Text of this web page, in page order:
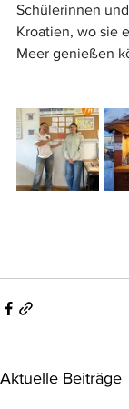
Schülerinnen
Kroatien, wo sie
Meer genießen
Aktuelle Beiträge